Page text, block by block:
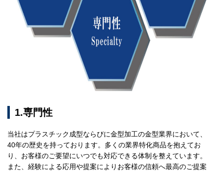
1.専門性
当社はプラスチック成型ならびに金型加工の金型業界において、
40年の歴史を持っております。多くの業界特化商品を抱えてお
り、お客様のご要望にいつでも対応できる体制を整えています。
また、経験による応用や提案によりお客様の信頼へ最高のご提案